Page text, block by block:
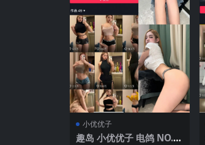
小优优子
趣岛 小优优子 电鸽 NO.0